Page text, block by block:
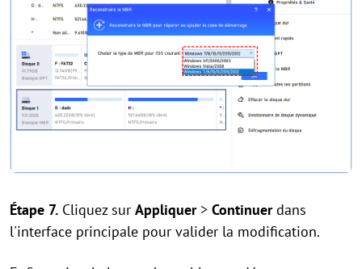
Étape 7. Cliquez sur Appliquer> Continuerdans
l'interface principale pour valider la modification.